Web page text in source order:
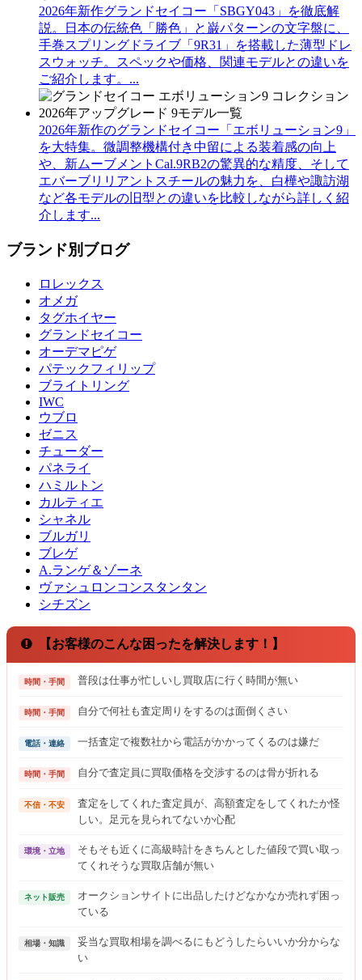
2026年新作グランドセイコー「SBGY043」を徹底解
説。日本の伝統色「勝色」と巌パターンの文字盤に、
手巻スプリングドライブ「9R31」を搭載した薄型ドレ
スウォッチ。スペックや価格、関連モデルとの違いを
ご紹介します。...
2026年新作のグランドセイコー「エボリューション9」
を大特集。微調整機構付き中留による装着感の向上
や、新ムーブメントCal.9RB2の驚異的な精度、そして
エバーブリリアントスチールの魅力を、白樺や諏訪湖
など各モデルの旧型との違いを比較しながら詳しく紹
介します...
ブランド別ブログ
ロレックス
オメガ
タグホイヤー
グランドセイコー
オーデマピゲ
パテックフィリップ
ブライトリング
IWC
ウブロ
ゼニス
チューダー
パネライ
ハミルトン
カルティエ
シャネル
ブルガリ
ブレゲ
A.ランゲ＆ゾーネ
ヴァシュロンコンスタンタン
シチズン
【お客様のこんな困ったを解決します！】
時間・手間 普段は仕事が忙しいし買取店に行く時間が無い
時間・手間 自分で何社も査定周りをするのは面倒くさい
電話・連絡 一括査定で複数社から電話がかかってくるのは嫌だ
時間・手間 自分で査定員に買取価格を交渉するのは骨が折れる
不信・不安
査定をしてくれた査定員が、高額査定をしてくれたか怪
しい。足元を見られてないか心配
環境・立地
そもそも近くに高級時計をきちんとした値段で買い取っ
てくれそうな買取店舗が無い
ネット販売
オークションサイトに出品したけどなかなか売れず困っ
ている
相場・知識
妥当な買取相場を調べるにもどうしたらいいか分からな
い